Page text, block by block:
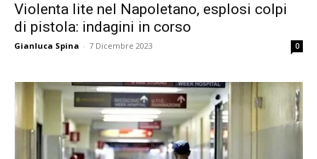
Violenta lite nel Napoletano, esplosi colpi
di pistola: indagini in corso
Gianluca Spina - 7 Dicembre 2023 0